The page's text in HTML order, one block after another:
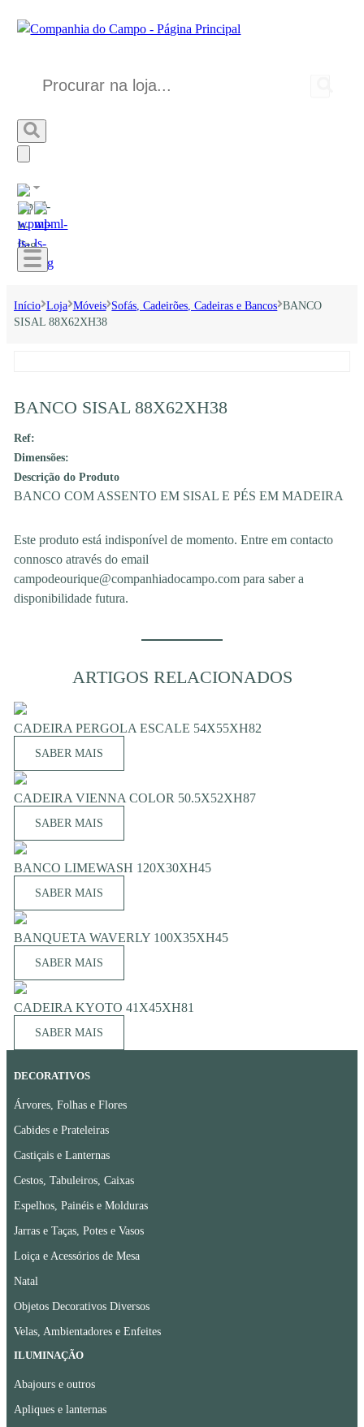
Início Loja Móveis Sofás, Cadeirões, Cadeiras e Bancos BANCO
SISAL 88X62XH38
BANCO SISAL 88X62XH38
Ref:
Dimensões:
Descrição do Produto
BANCO COM ASSENTO EM SISAL E PÉS EM MADEIRA
Este produto está indisponível de momento. Entre em contacto
connosco através do email
campodeourique@companhiadocampo.com para saber a
disponibilidade futura.
ARTIGOS RELACIONADOS
CADEIRA PERGOLA ESCALE 54X55XH82
SABER MAIS
CADEIRA VIENNA COLOR 50.5X52XH87
SABER MAIS
BANCO LIMEWASH 120X30XH45
SABER MAIS
BANQUETA WAVERLY 100X35XH45
SABER MAIS
CADEIRA KYOTO 41X45XH81
SABER MAIS
DECORATIVOS
Árvores, Folhas e Flores
Cabides e Prateleiras
Castiçais e Lanternas
Cestos, Tabuleiros, Caixas
Espelhos, Painéis e Molduras
Jarras e Taças, Potes e Vasos
Loiça e Acessórios de Mesa
Natal
Objetos Decorativos Diversos
Velas, Ambientadores e Enfeites
ILUMINAÇÃO
Abajours e outros
Apliques e lanternas